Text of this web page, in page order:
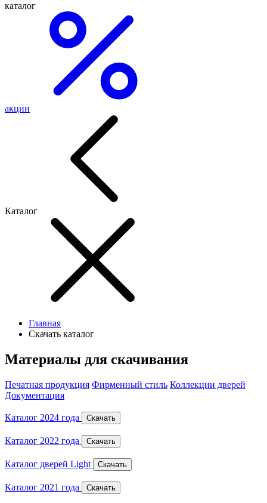
каталог
акции
Каталог
Главная
Скачать каталог
Материалы для скачивания
Печатная продукция Фирменный стиль Коллекции дверей
Документация
Каталог 2024 года Скачать
Каталог 2022 года Скачать
Каталог дверей Light Скачать
Каталог 2021 года Скачать